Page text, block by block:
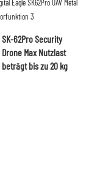
SK-62Pro Security
Drone Max Nutzlast
beträgt bis zu 20 kg